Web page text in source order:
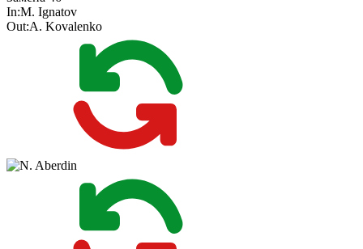
In:M. Ignatov
Out:A. Kovalenko